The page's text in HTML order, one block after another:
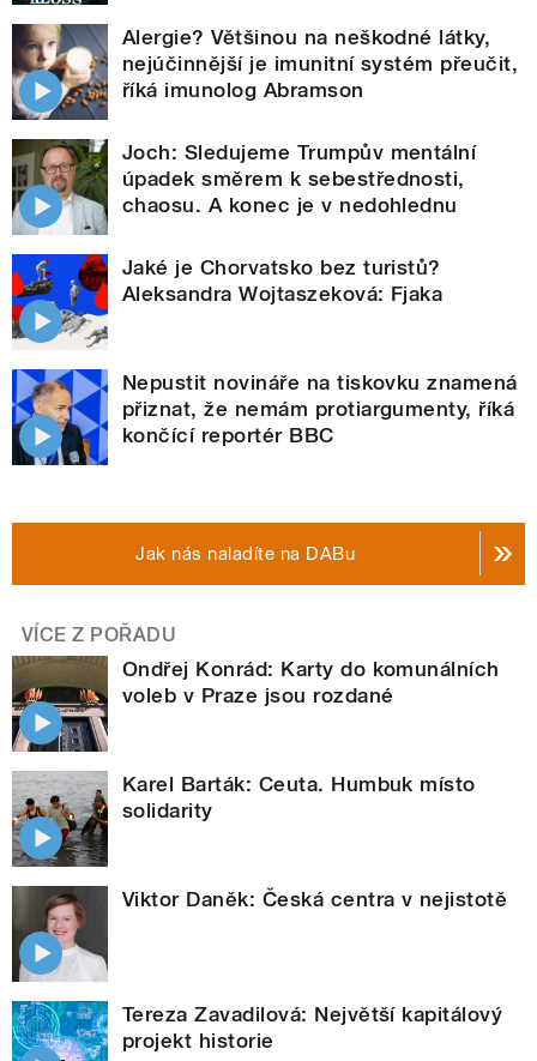
Alergie? Většinou na neškodné látky,
nejúčinnější je imunitní systém přeučit,
říká imunolog Abramson
Joch: Sledujeme Trumpův mentální
úpadek směrem k sebestřednosti,
chaosu. A konec je v nedohlednu
Jaké je Chorvatsko bez turistů?
Aleksandra Wojtaszeková: Fjaka
Nepustit novináře na tiskovku znamená
přiznat, že nemám protiargumenty, říká
končící reportér BBC
Jak nás naladíte na DABu
VÍCE Z POŘADU
Ondřej Konrád: Karty do komunálních
voleb v Praze jsou rozdané
Karel Barták: Ceuta. Humbuk místo
solidarity
Viktor Daněk: Česká centra v nejistotě
Tereza Zavadilová: Největší kapitálový
projekt historie